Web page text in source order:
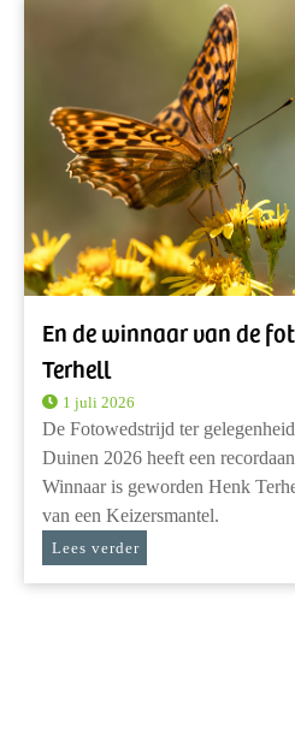
En de winnaar van de
Terhell
1 juli 2026
De Fotowedstrijd ter
Duinen 2026 heeft een
Winnaar is geworden Henk
van een Keizersmantel.
Lees verder